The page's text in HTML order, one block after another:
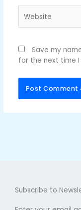
Save my
for the next time
Subscribe to